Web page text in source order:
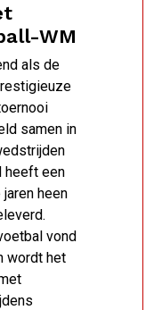
WM
als de
samen in
heeft een
heen
vond
wordt het